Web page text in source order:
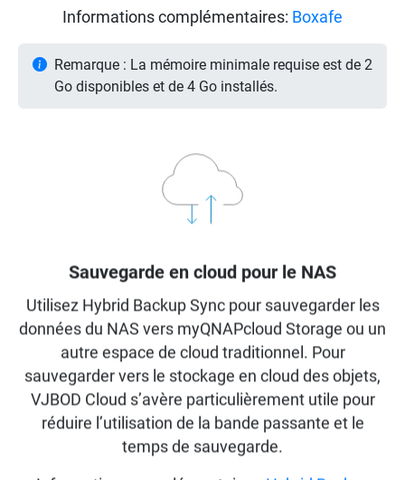
Informations complémentaires: Boxafe
Remarque : La mémoire minimale requise est de 2
Go disponibles et de 4 Go installés.
Sauvegarde en cloud pour le NAS
Utilisez Hybrid Backup Sync pour sauvegarder les
données du NAS vers myQNAPcloud Storage ou un
autre espace de cloud traditionnel. Pour
sauvegarder vers le stockage en cloud des objets,
VJBOD Cloud s’avère particulièrement utile pour
réduire l’utilisation de la bande passante et le
temps de sauvegarde.